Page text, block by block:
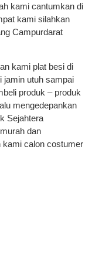
kami cantumkan di
kami silahkan
Campurdarat
kami plat besi di
jamin utuh sampai
produk – produk
mengedepankan
Sejahtera
dan
kami calon costumer